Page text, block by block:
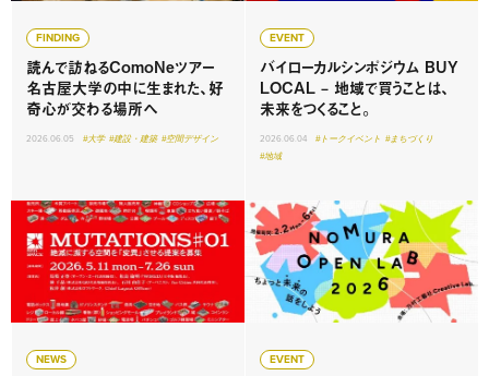
FINDING
読んで訪ねるComoNeツアー
名古屋大学の中に生まれた、好
奇心が交わる場所へ
2026.06.05 #大学 #建設・建築 #空間デザイン
EVENT
バイローカルシンポジウム BUY
LOCAL – 地域で買うことは、
未来をつくること。
2026.06.04 #トークイベント #まちづくり
#地域
NEWS EVENT